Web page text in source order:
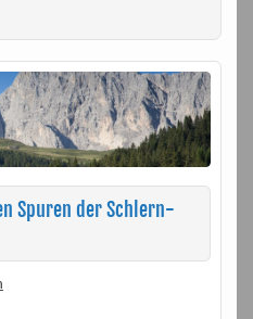
Spuren der Schlern-